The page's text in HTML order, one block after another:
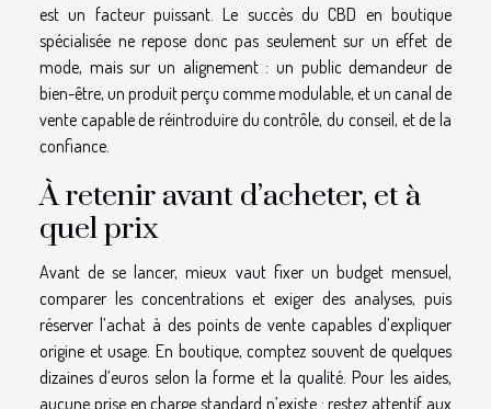
est un facteur puissant. Le succès du CBD en boutique
spécialisée ne repose donc pas seulement sur un effet de
mode, mais sur un alignement : un public demandeur de
bien-être, un produit perçu comme modulable, et un canal de
vente capable de réintroduire du contrôle, du conseil, et de la
confiance.
À retenir avant d’acheter, et à
quel prix
Avant de se lancer, mieux vaut fixer un budget mensuel,
comparer les concentrations et exiger des analyses, puis
réserver l’achat à des points de vente capables d’expliquer
origine et usage. En boutique, comptez souvent de quelques
dizaines d’euros selon la forme et la qualité. Pour les aides,
aucune prise en charge standard n’existe : restez attentif aux